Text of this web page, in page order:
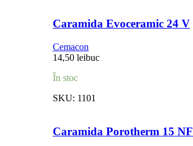
Caramida Evoceramic 24 V
Cemacon
14,50 leibuc
În stoc
SKU: 1101
Caramida Porotherm 15 NF